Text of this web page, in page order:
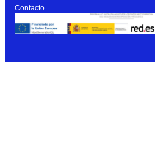
Contacto